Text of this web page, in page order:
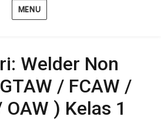
MENU
Welder Non
/ FCAW /
) Kelas 1